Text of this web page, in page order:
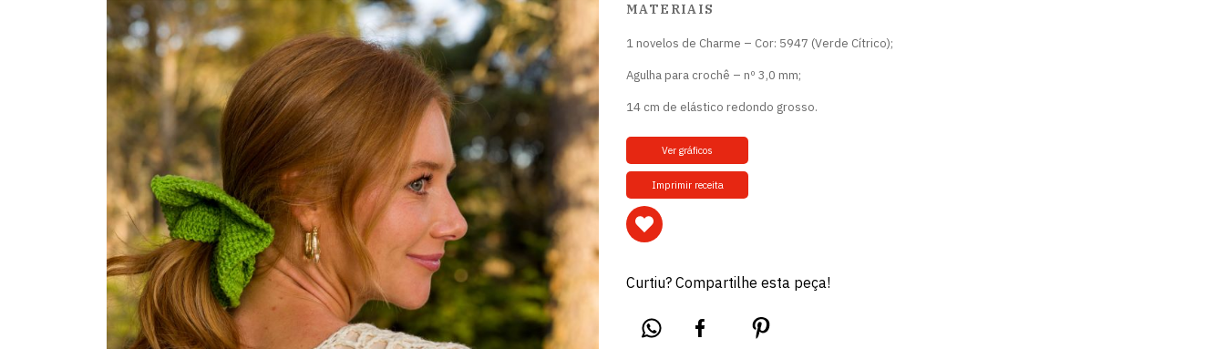
MATERIAIS
1 novelos de Charme – Cor: 5947 (Verde Cítrico);
Agulha para crochê – nº 3,0 mm;
14 cm de elástico redondo grosso.
Ver gráficos
Imprimir receita
Curtiu? Compartilhe esta peça!